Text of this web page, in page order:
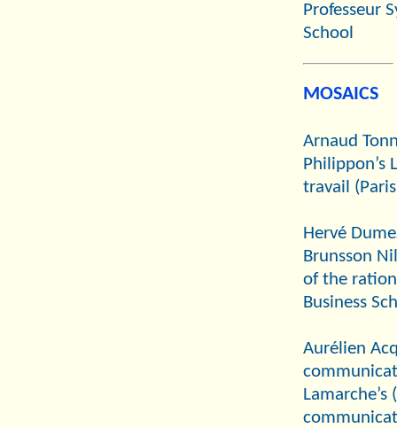
Professeur
School
MOSAICS
Arnaud
Philippon’s
travail
Hervé
Brunsson
of the
Business
Aurélien